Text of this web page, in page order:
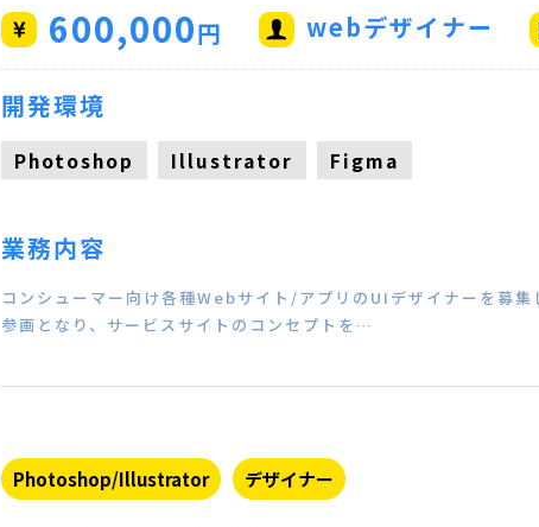
600,000円 webデザイナー
開発環境
Photoshop Illustrator Figma
業務内容
コンシューマー向け各種Webサイト/アプリのUIデザイナーを募
参画となり、サービスサイトのコンセプトを…
Photoshop/Illustrator デザイナー